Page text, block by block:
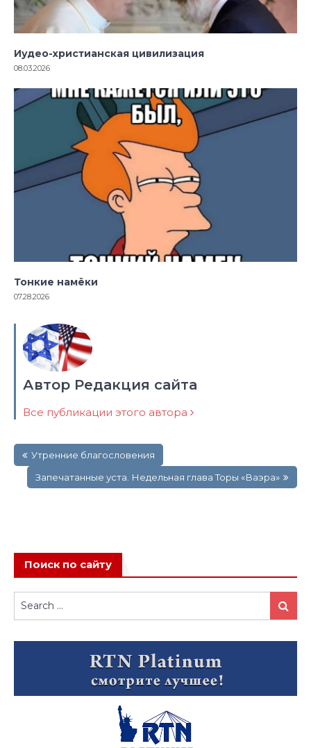
Иудео-христианская цивилизация
08.03.2026
Тонкие намёки
07.28.2026
Автор Редакция сайта
Все публикации этого автора
по
записям
Утренние благословения
Запечатанные уста. Недельная глава Торы «Ваэра»
Поиск по сайту
Search
for:
Search